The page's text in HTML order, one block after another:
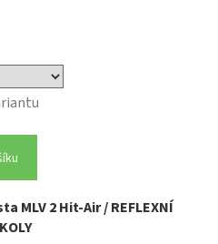
MLV 2 Hit-Air / REFLEXNÍ